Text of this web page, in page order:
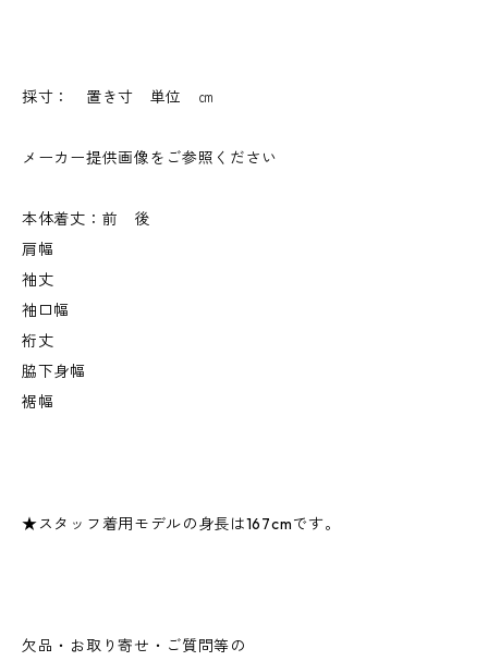
採寸： 置き寸 単位 ㎝
メーカー提供画像をご参照ください
本体着丈：前 後
肩幅
袖丈
袖口幅
裄丈
脇下身幅
裾幅
★スタッフ着用モデルの身長は167cmです。
欠品・お取り寄せ・ご質問等の